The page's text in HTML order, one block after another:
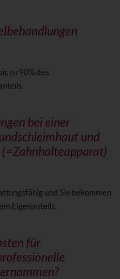
zu 90% des
bei einer
und
und Sie bekommen
Eigenanteils.
für